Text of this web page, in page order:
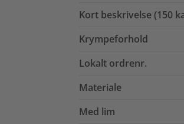
Kort beskrivelse (150
Krympeforhold
Lokalt ordrenr.
Materiale
Med lim